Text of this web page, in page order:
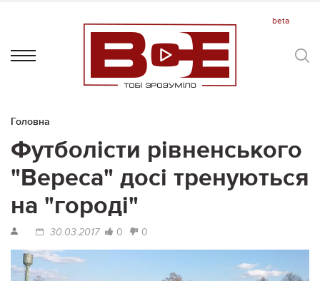
Головна
Футболісти рівненського
"Вереса" досі тренуються
на "городі"
30.03.2017 0 0